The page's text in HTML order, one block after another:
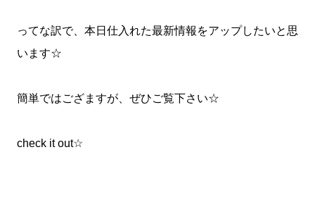
ってな訳で、本日仕入れた最新情報をアップしたいと思
います☆
簡単ではござますが、ぜひご覧下さい☆
check it out☆